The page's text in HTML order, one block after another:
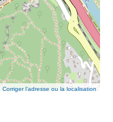
Corriger l’adresse ou la localisation